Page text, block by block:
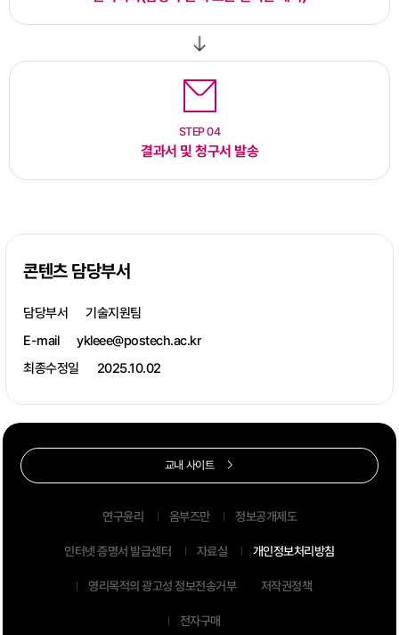
STEP 04
결과서 및 청구서 발송
콘텐츠 담당부서
담당부서
기술지원팀
E-mail
ykleee@postech.ac.kr
최종수정일
2025.10.02
연구윤리 옴부즈만 정보공개제도
인터넷 증명서 발급센터 자료실 개인정보처리방침
영리목적의 광고성 정보전송거부 저작권정책
전자구매
교내 사이트